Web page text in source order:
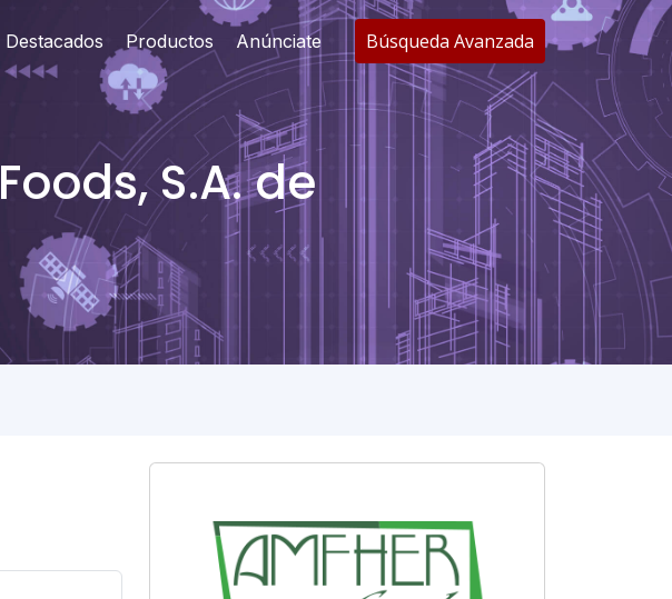
Productos Anúnciate Búsqueda Avanzada
S.A. de